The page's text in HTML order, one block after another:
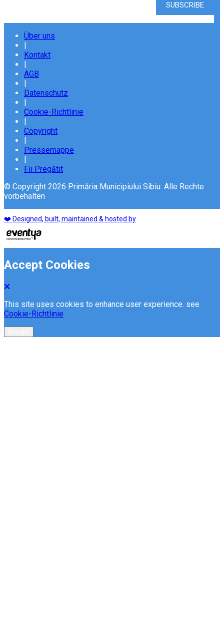
Über uns
|
Kontakt
|
AGB
|
Datenschutz
|
Cookie-Richtlinie
|
Copyright
|
Pressemappe
|
Fii Pregătit
© Copyright 2026 Primăria Municipiului Sibiu. Alle Rechte
vorbehalten
❤️ Designed, built, maintained & hosted by
Accept Cookies
This site uses cookies to enhance user experience. see
Cookie-Richtlinie